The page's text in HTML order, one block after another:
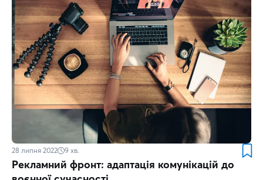
28 липня 2022 9 хв.
Рекламний фронт: адаптація комунікацій до